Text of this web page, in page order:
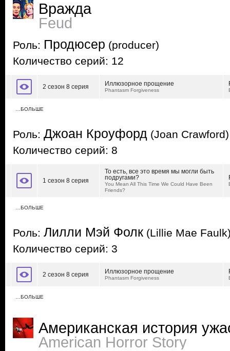
Вражда
Feud
Роль: Продюсер (producer)
Количество серий: 12
2 сезон 8 серия Иллюзорное прощение
Phantasm Forgiveness
…БОЛЬШЕ
Роль: Джоан Кроуфорд (Joan Crawford)
Количество серий: 8
1 сезон 8 серия
То есть, все это время мы могли быть
подругами?
You Mean All This Time We Could Have Been
Friends?
…БОЛЬШЕ
Роль: Лилли Мэй Фолк (Lillie Mae
Количество серий: 3
2 сезон 8 серия Иллюзорное прощение
Phantasm Forgiveness
…БОЛЬШЕ
Американская история
American Horror Story